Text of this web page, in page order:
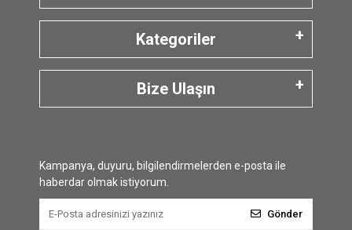
Kategoriler
Bize Ulaşın
Kampanya, duyuru, bilgilendirmelerden e-posta ile
haberdar olmak istiyorum.
Gönder